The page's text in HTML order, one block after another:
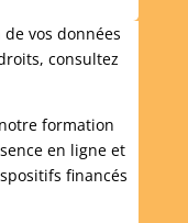
vos données
consultez
formation
en ligne et
financés